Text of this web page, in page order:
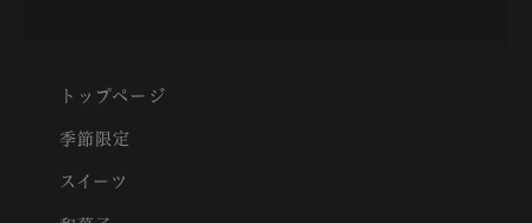
トップページ
季節限定
スイーツ